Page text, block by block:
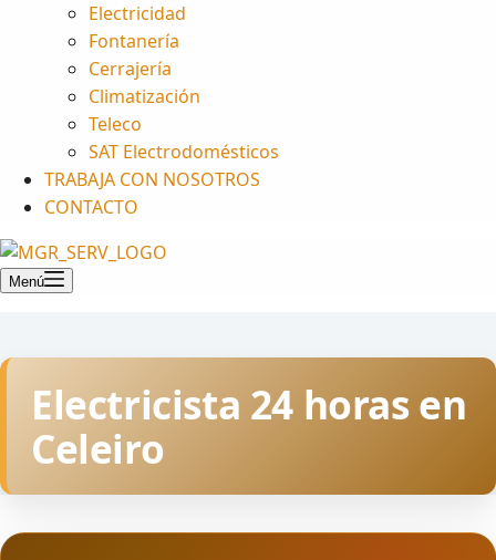
Electricidad
Fontanería
Cerrajería
Climatización
Teleco
SAT Electrodomésticos
TRABAJA CON NOSOTROS
CONTACTO
Menú
Electricista 24 horas en
Celeiro